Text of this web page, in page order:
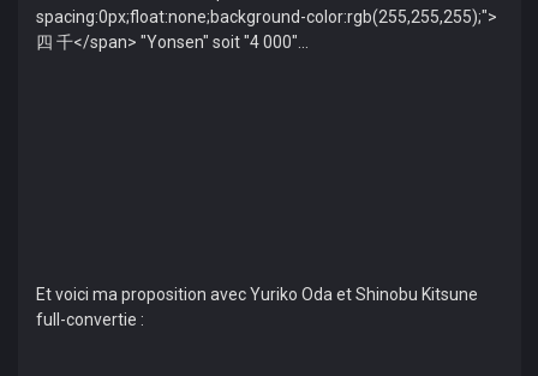
spacing:0px;float:none;background-color:rgb(255,255,255);">
四 千</span> "Yonsen" soit "4 000"...
Et voici ma proposition avec Yuriko Oda et Shinobu Kitsune
full-convertie :